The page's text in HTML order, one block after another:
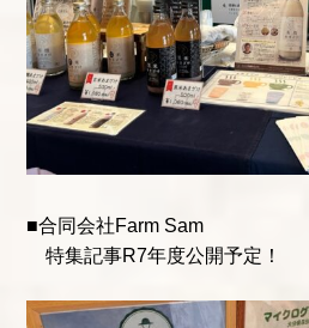
■合同会社Farm Sam
特集記事R7年度公開予定！